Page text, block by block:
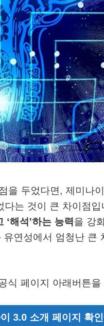
을 두었다면, 제미나
다는 것이 큰 차이점
‘해석’하는 능력을 강
연성에서 엄청난 큰
식 페이지 아래버튼
3.0 소개 페이지 확인